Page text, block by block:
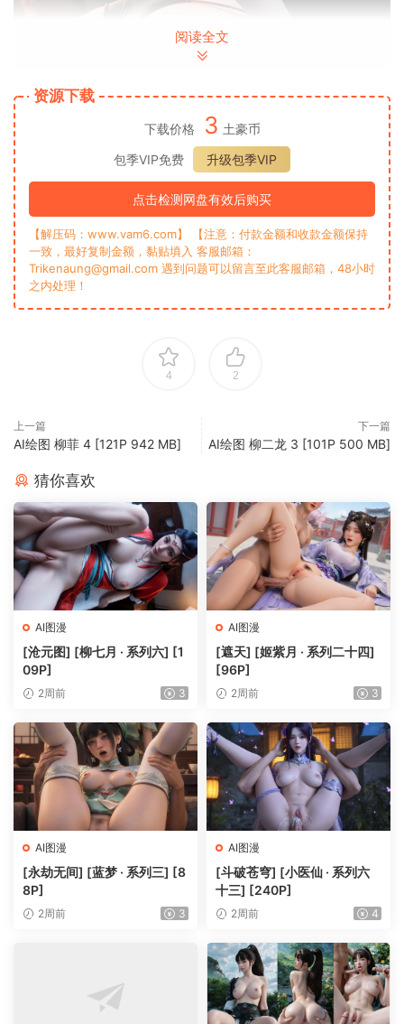
阅读全文
资源下载
下载价格 3 土豪币
包季VIP免费
升级包季VIP
点击检测网盘有效后购买
【解压码：www.vam6.com】 【注意：付款金额和收款金额保持
一致，最好复制金额，黏贴填入 客服邮箱：
Trikenaung@gmail.com 遇到问题可以留言至此客服邮箱，48小时
之内处理！
4 2
上一篇
‎AI绘图 柳菲 4 [121P 942 MB]
下一篇
AI绘图 柳二龙 3 [101P 500 MB]
猜你喜欢
AI图漫
[沧元图] [柳七月 · 系列六] [1
09P]
2周前 3
AI图漫
[遮天] [姬紫月 · 系列二十四]
[96P]
2周前 3
AI图漫
[永劫无间] [蓝梦 · 系列三] [8
8P]
2周前 3
AI图漫
[斗破苍穹] [小医仙 · 系列六
十三] [240P]
2周前 4